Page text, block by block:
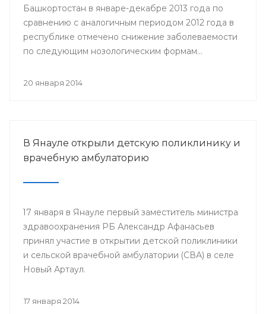
Башкортостан в январе-декабре 2013 года по
сравнению с аналогичным периодом 2012 года в
республике отмечено снижение заболеваемости
по следующим нозологическим формам...
20 января 2014
В Янауле открыли детскую поликлинику и
врачебную амбулаторию
17 января в Янауле первый заместитель министра
здравоохранения РБ Александр Афанасьев
принял участие в открытии детской поликлиники
и сельской врачебной амбулатории (СВА) в селе
Новый Артаул.
17 января 2014